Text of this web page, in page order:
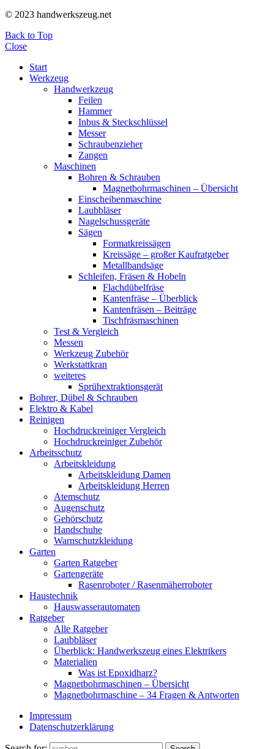
© 2023 handwerkszeug.net
Back to Top
Close
Start
Werkzeug
Handwerkzeug
Feilen
Hammer
Inbus & Steckschlüssel
Messer
Schraubenzieher
Zangen
Maschinen
Bohren & Schrauben
Magnetbohrmaschinen – Übersicht
Einscheibenmaschine
Laubbläser
Nagelschussgeräte
Sägen
Formatkreissägen
Kreissäge – großer Kaufratgeber
Metallbandsäge
Schleifen, Fräsen & Hobeln
Flachdübelfräse
Kantenfräse – Überblick
Kantenfräsen – Beiträge
Tischfräsmaschinen
Test & Vergleich
Messen
Werkzeug Zubehör
Werkstattkran
weiteres
Sprühextraktionsgerät
Bohrer, Dübel & Schrauben
Elektro & Kabel
Reinigen
Hochdruckreiniger Vergleich
Hochdruckreiniger Zubehör
Arbeitsschutz
Arbeitskleidung
Arbeitskleidung Damen
Arbeitskleidung Herren
Atemschutz
Augenschutz
Gehörschutz
Handschuhe
Warnschutzkleidung
Garten
Garten Ratgeber
Gartengeräte
Rasenroboter / Rasenmäherroboter
Haustechnik
Hauswasserautomaten
Ratgeber
Alle Ratgeber
Laubbläser
Überblick: Handwerkszeug eines Elektrikers
Materialien
Was ist Epoxidharz?
Magnetbohrmaschinen – Übersicht
Magnetbohrmaschine – 34 Fragen & Antworten
Impressum
Datenschutzerklärung